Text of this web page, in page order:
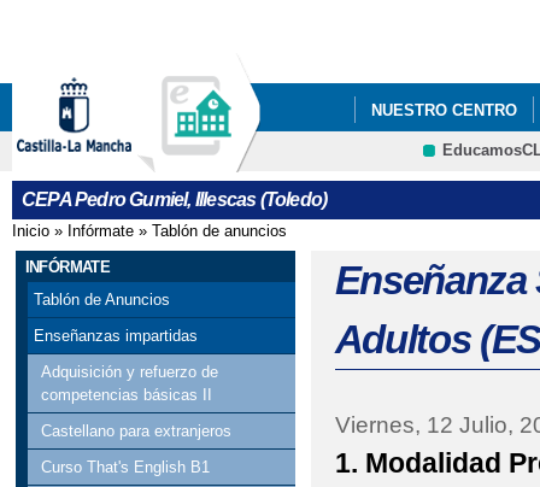
NUESTRO CENTRO
COMIENZO DE
CEPA Pedro Gumiel, Illescas (Toledo)
Se encuentra usted aquí
Inicio » Infórmate » Tablón de anuncios
INFÓRMATE
Tablón de Anuncios
Enseñanzas impartidas
Adquisición y refuerzo de
competencias básicas II
Castellano para extranjeros
Curso That's English B1
Adultos
Viernes, 12 Julio,
1. Modalidad